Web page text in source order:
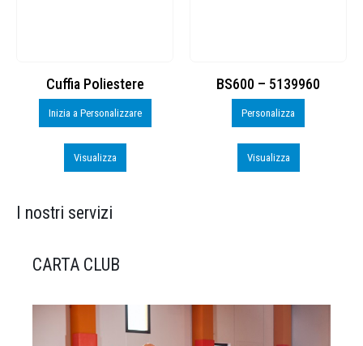
Cuffia Poliestere
Inizia a Personalizzare
Visualizza
BS600 – 5139960
Personalizza
Visualizza
I nostri servizi
CARTA CLUB